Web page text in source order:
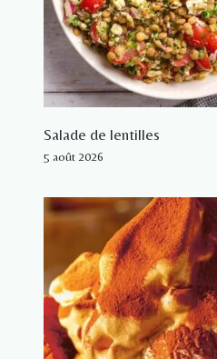
Salade de lentilles
5 août 2026